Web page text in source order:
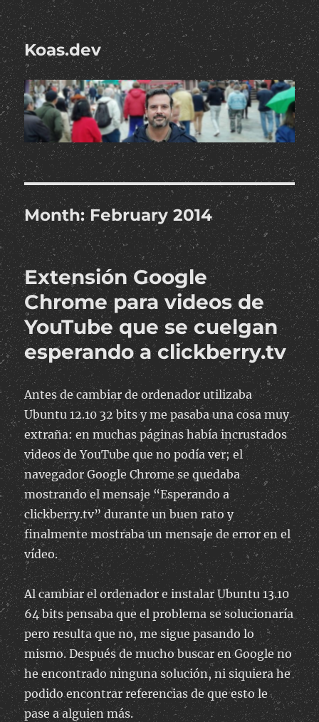
Koas.dev
Month:February 2014
Extensión Google
Chrome para videos de
YouTube que se cuelgan
esperando a clickberry.tv
Antes de cambiar de ordenador utilizaba
Ubuntu 12.10 32 bits y me pasaba una cosa muy
extraña: en muchas páginas había incrustados
videos de YouTube que no podía ver; el
navegador Google Chrome se quedaba
mostrando el mensaje “Esperando a
clickberry.tv” durante un buen rato y
finalmente mostraba un mensaje de error en el
vídeo.
Al cambiar el ordenador e instalar Ubuntu 13.10
64 bits pensaba que el problema se solucionaría
pero resulta que no, me sigue pasando lo
mismo. Después de mucho buscar en Google no
he encontrado ninguna solución, ni siquiera he
podido encontrar referencias de que esto le
pase a alguien más.